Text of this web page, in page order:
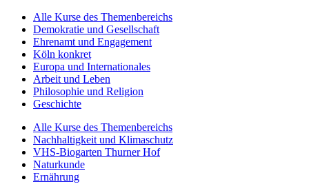
Alle Kurse des Themenbereichs
Demokratie und Gesellschaft
Ehrenamt und Engagement
Köln konkret
Europa und Internationales
Arbeit und Leben
Philosophie und Religion
Geschichte
Alle Kurse des Themenbereichs
Nachhaltigkeit und Klimaschutz
VHS-Biogarten Thurner Hof
Naturkunde
Ernährung